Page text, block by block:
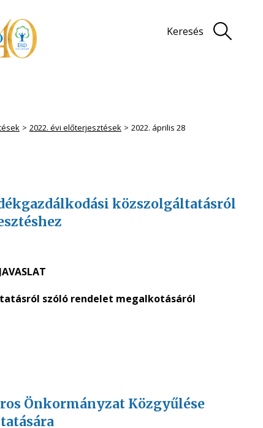
Keresés
2022. évi előterjesztések 2022. április 28
közszolgáltatásról
szóló rendelet megalkotásáról
Önkormányzat Közgyűlése